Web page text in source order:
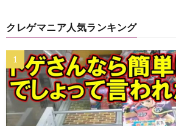
クレゲマニア人気ランキング